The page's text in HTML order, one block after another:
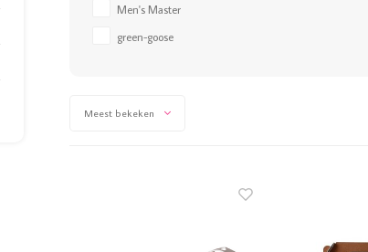
Men's Master
green-goose
Meest bekeken